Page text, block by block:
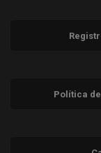
Política